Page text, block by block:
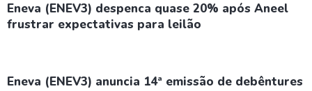
Eneva (ENEV3) despenca quase 20% após Aneel
frustrar expectativas para leilão
Eneva (ENEV3) anuncia 14ª emissão de debêntures